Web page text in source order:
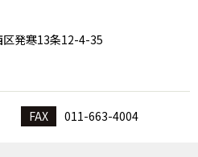
発寒13条12-4-35
FAX 011-663-4004